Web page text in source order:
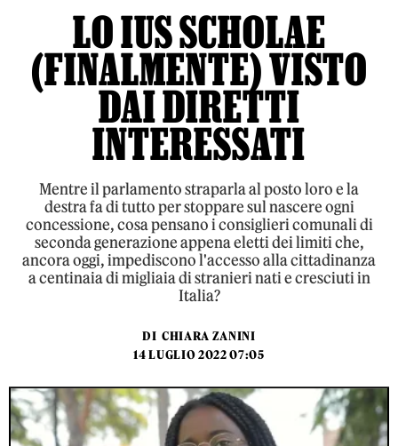
LO IUS SCHOLAE
(FINALMENTE) VISTO
DAI DIRETTI
INTERESSATI
Mentre il parlamento straparla al posto loro e la
destra fa di tutto per stoppare sul nascere ogni
concessione, cosa pensano i consiglieri comunali di
seconda generazione appena eletti dei limiti che,
ancora oggi, impediscono l'accesso alla cittadinanza
a centinaia di migliaia di stranieri nati e cresciuti in
Italia?
DI CHIARA ZANINI
14 LUGLIO 2022 07:05